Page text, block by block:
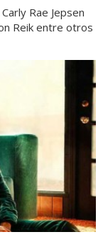
Rae Jepsen
Reik entre otros